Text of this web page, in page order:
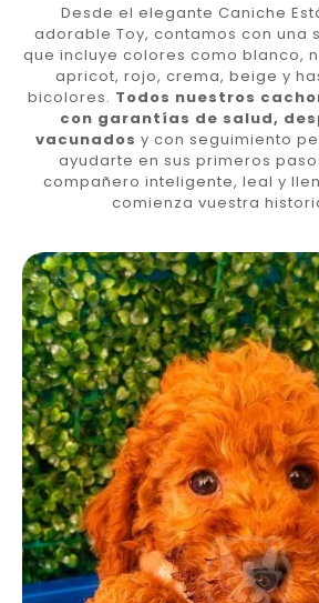
Desde el elegante Caniche
adorable Toy, contamos con una
que incluye colores como blanco,
apricot, rojo, crema, beige y
bicolores. Todos nuestros
con garantías de salud,
vacunados y con seguimiento
ayudarte en sus primeros
compañero inteligente, leal y
comienza vuestra